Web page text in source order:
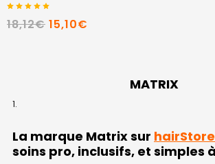
18,12€ 15,10€
MATRIX
La marque Matrix sur
soins pro, inclusifs, et simples